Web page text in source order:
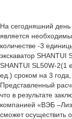
На сегодняшний
является
количестве -3
экскаватор SHANTUI
SHANTUI SL50W-2(1
ед.) сроком на 3
Представленный
что в результате
компанией «ВЭБ
сможет осуществить